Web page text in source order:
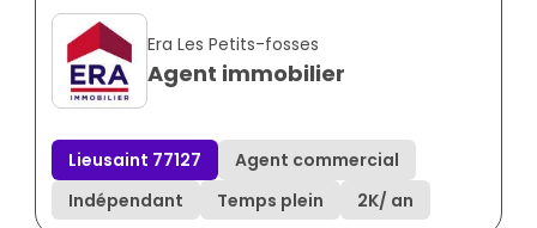
Era Les Petits-fosses
Agent immobilier
Lieusaint 77127
Agent commercial
Indépendant
Temps plein 2K/ an